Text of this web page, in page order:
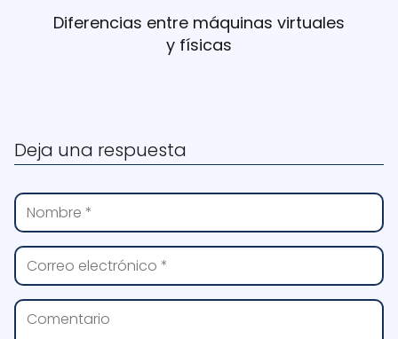
Diferencias entre máquinas virtuales
y físicas
Deja una respuesta